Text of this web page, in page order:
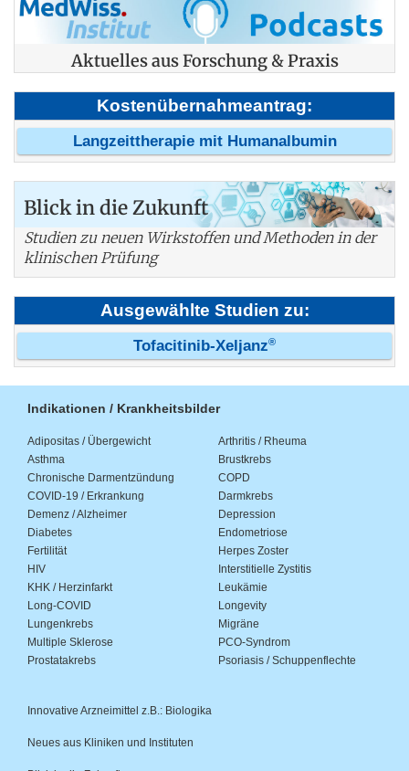
Aktuelles aus Forschung & Praxis
Kostenübernahmeantrag:
Langzeittherapie mit Humanalbumin
Blick in die Zukunft
Studien zu neuen Wirkstoffen und Methoden in der
klinischen Prüfung
Ausgewählte Studien zu:
Tofacitinib-Xeljanz®
Indikationen / Krankheitsbilder
Adipositas / Übergewicht
Arthritis / Rheuma
Asthma
Brustkrebs
Chronische Darmentzündung
COPD
COVID-19 / Erkrankung
Darmkrebs
Demenz / Alzheimer
Depression
Diabetes
Endometriose
Fertilität
Herpes Zoster
HIV
Interstitielle Zystitis
KHK / Herzinfarkt
Leukämie
Long-COVID
Longevity
Lungenkrebs
Migräne
Multiple Sklerose
PCO-Syndrom
Prostatakrebs
Psoriasis / Schuppenflechte
Innovative Arzneimittel z.B.: Biologika
Neues aus Kliniken und Instituten